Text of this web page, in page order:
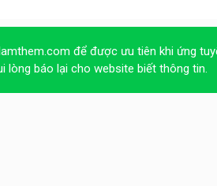
để được ưu tiên khi ứng
lòng báo lại cho website biết thông tin.